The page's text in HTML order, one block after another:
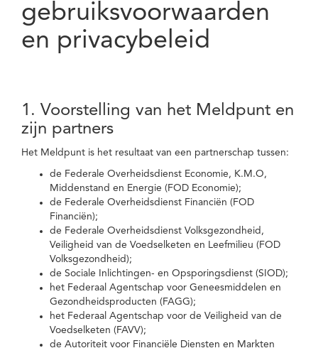
gebruiksvoorwaarden
en privacybeleid
1. Voorstelling van het Meldpunt en
zijn partners
Het Meldpunt is het resultaat van een partnerschap tussen:
de Federale Overheidsdienst Economie, K.M.O,
Middenstand en Energie (FOD Economie);
de Federale Overheidsdienst Financiën (FOD
Financiën);
de Federale Overheidsdienst Volksgezondheid,
Veiligheid van de Voedselketen en Leefmilieu (FOD
Volksgezondheid);
de Sociale Inlichtingen- en Opsporingsdienst (SIOD);
het Federaal Agentschap voor Geneesmiddelen en
Gezondheidsproducten (FAGG);
het Federaal Agentschap voor de Veiligheid van de
Voedselketen (FAVV);
de Autoriteit voor Financiële Diensten en Markten